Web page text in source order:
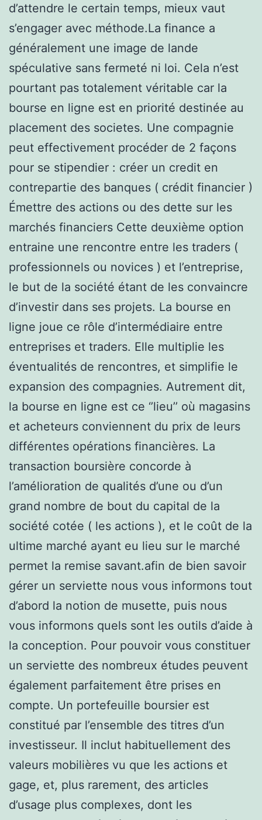
d’attendre le certain temps, mieux vaut
s’engager avec méthode.La finance a
généralement une image de lande
spéculative sans fermeté ni loi. Cela n’est
pourtant pas totalement véritable car la
bourse en ligne est en priorité destinée au
placement des societes. Une compagnie
peut effectivement procéder de 2 façons
pour se stipendier : créer un credit en
contrepartie des banques ( crédit financier )
Émettre des actions ou des dette sur les
marchés financiers Cette deuxième option
entraine une rencontre entre les traders (
professionnels ou novices ) et l’entreprise,
le but de la société étant de les convaincre
d’investir dans ses projets. La bourse en
ligne joue ce rôle d’intermédiaire entre
entreprises et traders. Elle multiplie les
éventualités de rencontres, et simplifie le
expansion des compagnies. Autrement dit,
la bourse en ligne est ce ‘’lieu’’ où magasins
et acheteurs conviennent du prix de leurs
différentes opérations financières. La
transaction boursière concorde à
l’amélioration de qualités d’une ou d’un
grand nombre de bout du capital de la
société cotée ( les actions ), et le coût de la
ultime marché ayant eu lieu sur le marché
permet la remise savant.afin de bien savoir
gérer un serviette nous vous informons tout
d’abord la notion de musette, puis nous
vous informons quels sont les outils d’aide à
la conception. Pour pouvoir vous constituer
un serviette des nombreux études peuvent
également parfaitement être prises en
compte. Un portefeuille boursier est
constitué par l’ensemble des titres d’un
investisseur. Il inclut habituellement des
valeurs mobilières vu que les actions et
gage, et, plus rarement, des articles
d’usage plus complexes, dont les